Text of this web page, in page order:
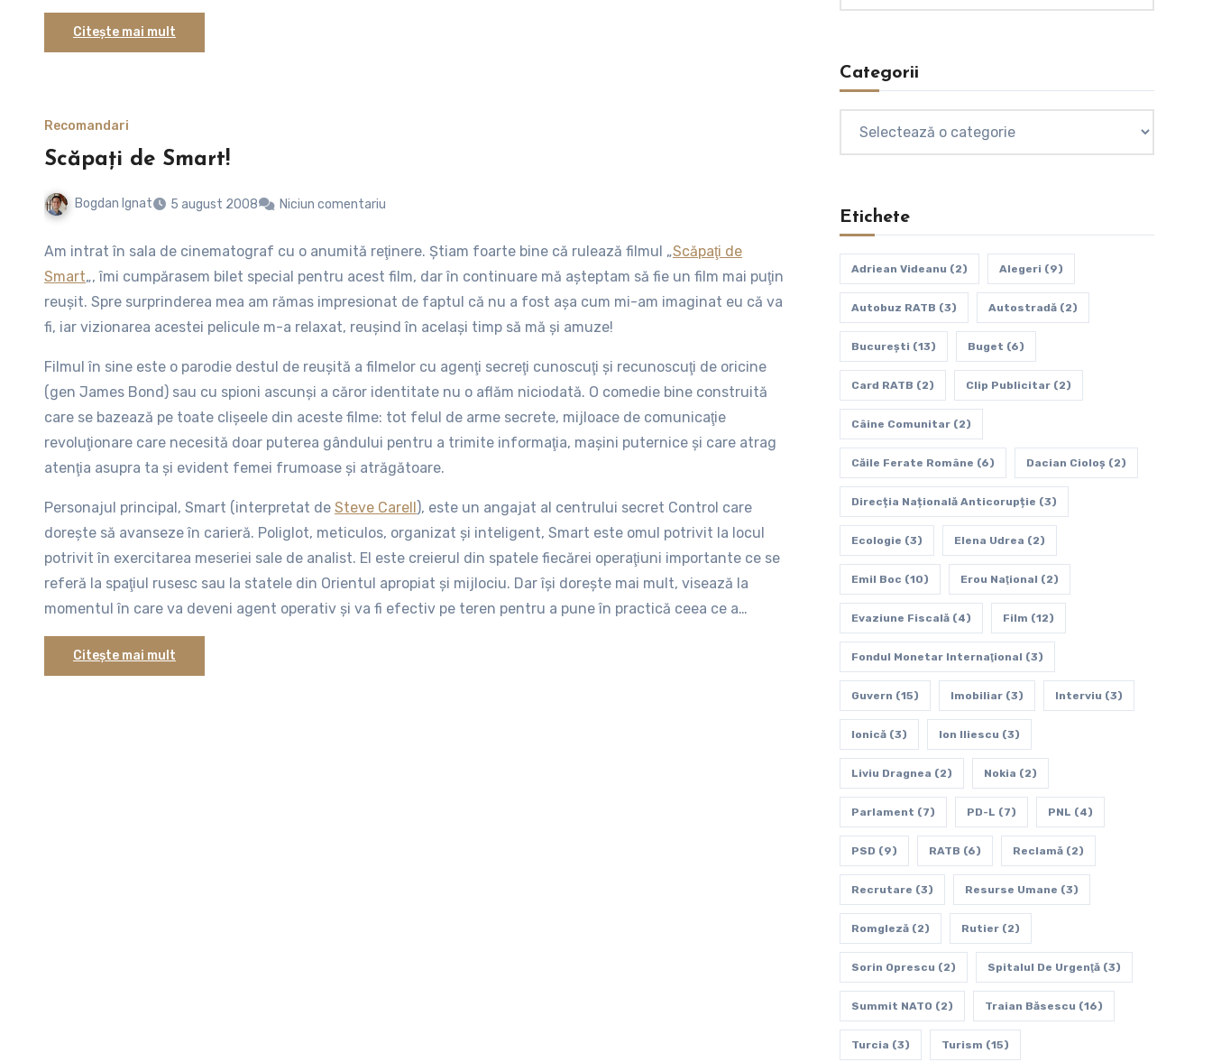
20 de link-uri referitoare la un anumit cuvânt cheie).
Citește mai mult
Recomandari
Scăpaţi de Smart!
Bogdan Ignat 5 august 2008 Niciun comentariu
Am intrat în sala de cinematograf cu o anumită reţinere. Ştiam foarte bine că rulează filmul „Scăpaţi de
Smart„, îmi cumpărasem bilet special pentru acest film, dar în continuare mă aşteptam să fie un film mai puţin
reuşit. Spre surprinderea mea am rămas impresionat de faptul că nu a fost aşa cum mi-am imaginat eu că va
fi, iar vizionarea acestei pelicule m-a relaxat, reuşind în acelaşi timp să mă şi amuze!
Filmul în sine este o parodie destul de reuşită a filmelor cu agenţi secreţi cunoscuţi şi recunoscuţi de oricine
(gen James Bond) sau cu spioni ascunşi a căror identitate nu o aflăm niciodată. O comedie bine construită
care se bazează pe toate clişeele din aceste filme: tot felul de arme secrete, mijloace de comunicaţie
revoluţionare care necesită doar puterea gândului pentru a trimite informaţia, maşini puternice şi care atrag
atenţia asupra ta şi evident femei frumoase şi atrăgătoare.
Personajul principal, Smart (interpretat de Steve Carell), este un angajat al centrului secret Control care
doreşte să avanseze în carieră. Poliglot, meticulos, organizat şi inteligent, Smart este omul potrivit la locul
potrivit în exercitarea meseriei sale de analist. El este creierul din spatele fiecărei operaţiuni importante ce se
referă la spaţiul rusesc sau la statele din Orientul apropiat şi mijlociu. Dar îşi doreşte mai mult, visează la
momentul în care va deveni agent operativ şi va fi efectiv pe teren pentru a pune în practică ceea ce a
învăţat atâta timp!
Citește mai mult
Categorii
Etichete
Adriean Videanu (2) Alegeri (9)
Autobuz RATB (3) Autostradă(2)
Bucureşti (13) Buget (6)
Card RATB (2) Clip Publicitar(2)
Câine Comunitar(2)
Căile Ferate Române (6) Dacian Cioloș(2)
Direcția Națională Anticorupție (3)
Ecologie (3) Elena Udrea (2)
Emil Boc (10) Erou Naţional (2)
Evaziune Fiscală(4) Film (12)
Fondul Monetar Internaţional (3)
Guvern (15) Imobiliar(3) Interviu (3)
Ionică(3) Ion Iliescu (3)
Liviu Dragnea (2) Nokia (2)
Parlament (7) PD-L (7) PNL (4)
PSD (9) RATB (6) Reclamă(2)
Recrutare (3) Resurse Umane (3)
Romgleză(2) Rutier(2)
Sorin Oprescu (2) Spitalul De Urgenţă(3)
Summit NATO (2) Traian Băsescu (16)
Turcia (3) Turism (15)